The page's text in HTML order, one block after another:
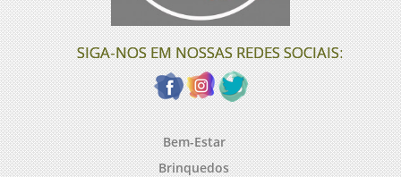
SIGA-NOS EM NOSSAS REDES SOCIAIS:
Bem-Estar
Brinquedos